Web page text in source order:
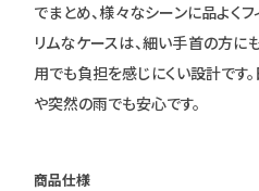
でまとめ、様々なシーンに品よくフ
リムなケースは、細い手首の方に
用でも負担を感じにくい設計です
や突然の雨でも安心です。
商品仕様